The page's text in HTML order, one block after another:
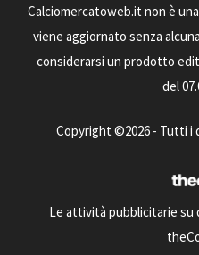
Calciomercatoweb.it non è
viene aggiornato senza
considerarsi un prodotto
del
Copyright ©2026 - Tutti i
Le attività pubblicitarie